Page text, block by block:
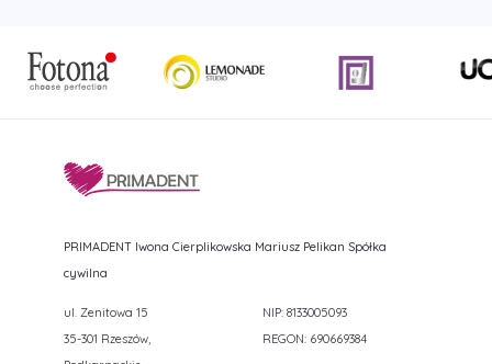
PRIMADENT Iwona Cierplikowska Mariusz Pelikan Spółka
cywilna
ul. Zenitowa 15
35-301 Rzeszów,
NIP: 8133005093
REGON: 690669384